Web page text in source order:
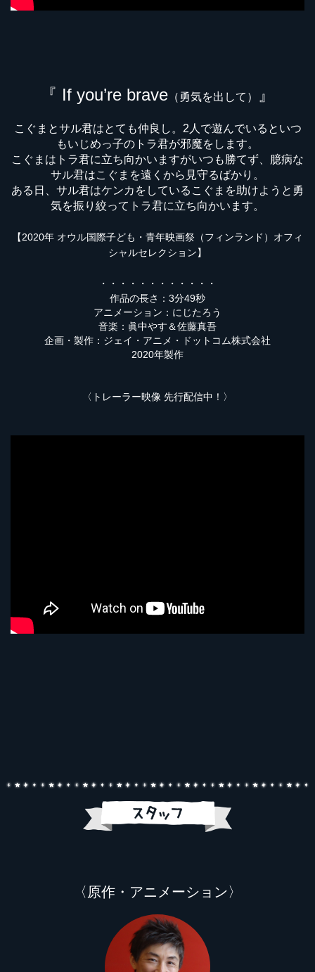
『 If you’re brave （勇気を出して） 』
こぐまとサル君はとても仲良し。2人で遊んでいるといつ
もいじめっ子のトラ君が邪魔をします。
こぐまはトラ君に立ち向かいますがいつも勝てず、臆病な
サル君はこぐまを遠くから見守るばかり。
ある日、サル君はケンカをしているこぐまを助けようと勇
気を振り絞ってトラ君に立ち向かいます。
【2020年 オウル国際子ども・青年映画祭（フィンランド）オフィ
シャルセレクション】
・・・・・・・・・・・・
作品の長さ：3分49秒
アニメーション：にじたろう
音楽：眞中やす＆佐藤真吾
企画・製作：ジェイ・アニメ・ドットコム株式会社
2020年製作
〈トレーラー映像 先行配信中！〉
〈原作・アニメーション〉